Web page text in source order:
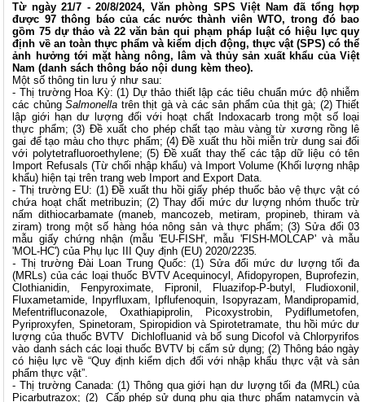
Từ ngày 21/7 - 20/8/2024, Văn phòng SPS Việt Nam đã tổng hợp
được 97 thông báo của các nước thành viên WTO, trong đó bao
gồm 75 dự thảo và 22 văn bản qui phạm pháp luật có hiệu lực quy
định về an toàn thực phẩm và kiểm dịch động, thực vật (SPS) có thể
ảnh hưởng tới mặt hàng nông, lâm và thủy sản xuất khẩu của Việt
Nam (danh sách thông báo nội dung kèm theo).
Một số thông tin lưu ý như sau:
- Thị trường Hoa Kỳ: (1) Dự thảo thiết lập các tiêu chuẩn mức độ nhiễm
các chủngSalmonella trên thịt gà và các sản phẩm của thịt gà; (2) Thiết
lập giới hạn dư lượng đối với hoạt chất Indoxacarb trong một số loại
thực phẩm; (3) Đề xuất cho phép chất tạo màu vàng từ xương rồng lê
gai để tạo màu cho thực phẩm; (4) Đề xuất thu hồi miễn trừ dung sai đối
với polytetrafluoroethylene; (5) Đề xuất thay thế các tập dữ liệu có tên
Import Refusals (Từ chối nhập khẩu) và Import Volume (Khối lượng nhập
khẩu) hiện tại trên trang web Import and Export Data.
- Thị trường EU: (1) Đề xuất thu hồi giấy phép thuốc bảo vệ thực vật có
chứa hoạt chất metribuzin; (2) Thay đổi mức dư lượng nhóm thuốc trừ
nấm dithiocarbamate (maneb, mancozeb, metiram, propineb, thiram và
ziram) trong một số hàng hóa nông sản và thực phẩm; (3) Sửa đổi 03
mẫu giấy chứng nhận (mẫu 'EU-FISH', mẫu 'FISH-MOLCAP' và mẫu
'MOL-HC') của Phụ lục III Quy định (EU) 2020/2235.
- Thị trường Đài Loan Trung Quốc: (1) Sửa đổi mức dư lượng tối đa
(MRLs) của các loại thuốc BVTV Acequinocyl, Afidopyropen, Buprofezin,
Clothianidin, Fenpyroximate, Fipronil, Fluazifop-P-butyl, Fludioxonil,
Fluxametamide, Inpyrfluxam, Ipflufenoquin, Isopyrazam, Mandipropamid,
Mefentrifluconazole, Oxathiapiprolin, Picoxystrobin, Pydiflumetofen,
Pyriproxyfen, Spinetoram, Spiropidion và Spirotetramate, thu hồi mức dư
lượng của thuốc BVTV Dichlofluanid và bổ sung Dicofol và Chlorpyrifos
vào danh sách các loại thuốc BVTV bị cấm sử dụng; (2) Thông báo ngày
có hiệu lực về “Quy định kiểm dịch đối với nhập khẩu thực vật và sản
phẩm thực vật”.
- Thị trường Canada: (1) Thông qua giới hạn dư lượng tối đa (MRL) của
Picarbutrazox; (2) Cấp phép sử dụng phụ gia thực phẩm natamycin và